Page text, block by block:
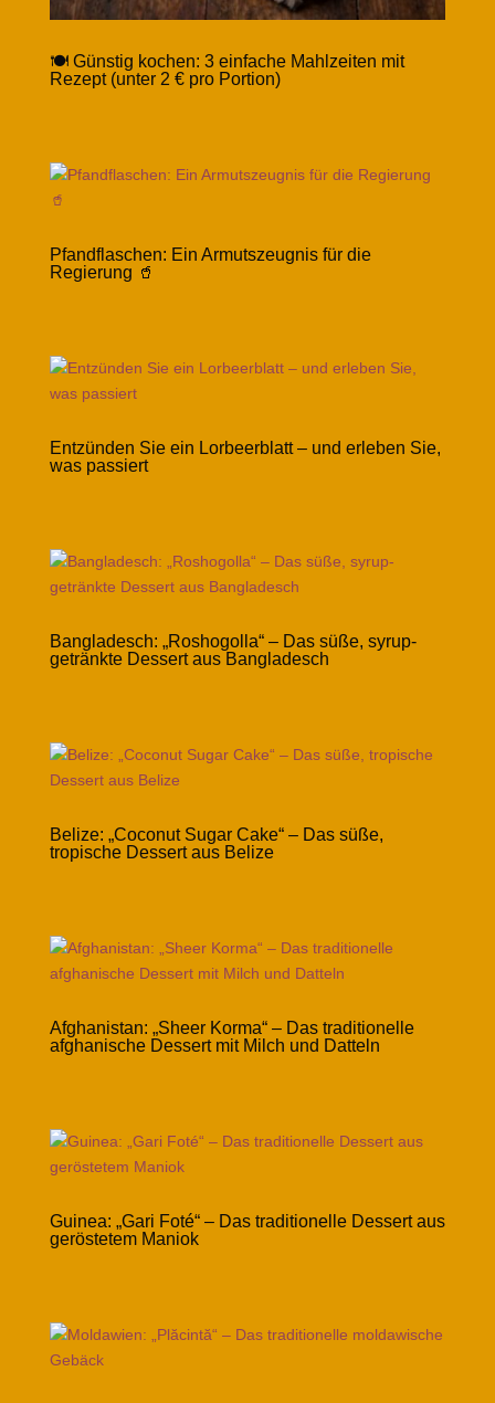
🍽️ Günstig kochen: 3 einfache Mahlzeiten mit
Rezept (unter 2 € pro Portion)
Pfandflaschen: Ein Armutszeugnis für die
Regierung 🥤
Entzünden Sie ein Lorbeerblatt – und erleben Sie,
was passiert
Bangladesch: „Roshogolla“ – Das süße, syrup-
getränkte Dessert aus Bangladesch
Belize: „Coconut Sugar Cake“ – Das süße,
tropische Dessert aus Belize
Afghanistan: „Sheer Korma“ – Das traditionelle
afghanische Dessert mit Milch und Datteln
Guinea: „Gari Foté“ – Das traditionelle Dessert aus
geröstetem Maniok